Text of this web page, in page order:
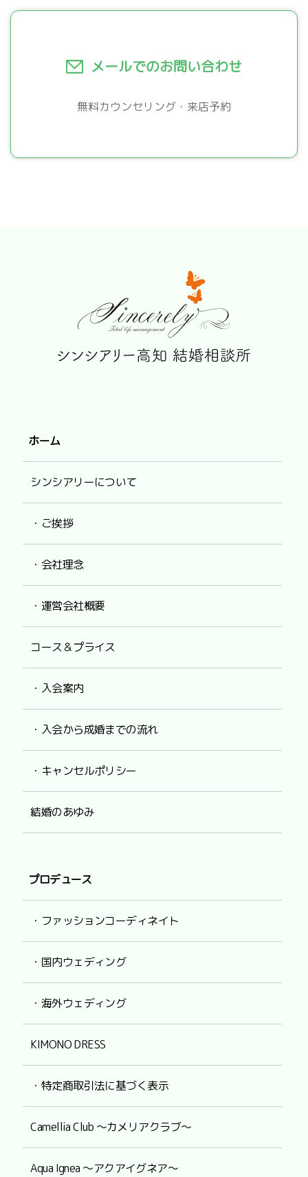
メールでのお問い合わせ
無料カウンセリング・来店予約
ホーム
シンシアリーについて
・ご挨拶
・会社理念
・運営会社概要
コース＆プライス
・入会案内
・入会から成婚までの流れ
・キャンセルポリシー
結婚のあゆみ
プロデュース
・ファッションコーディネイト
・国内ウェディング
・海外ウェディング
KIMONO DRESS
・特定商取引法に基づく表示
Camellia Club ～カメリアクラブ～
Aqua Ignea ～アクアイグネア～